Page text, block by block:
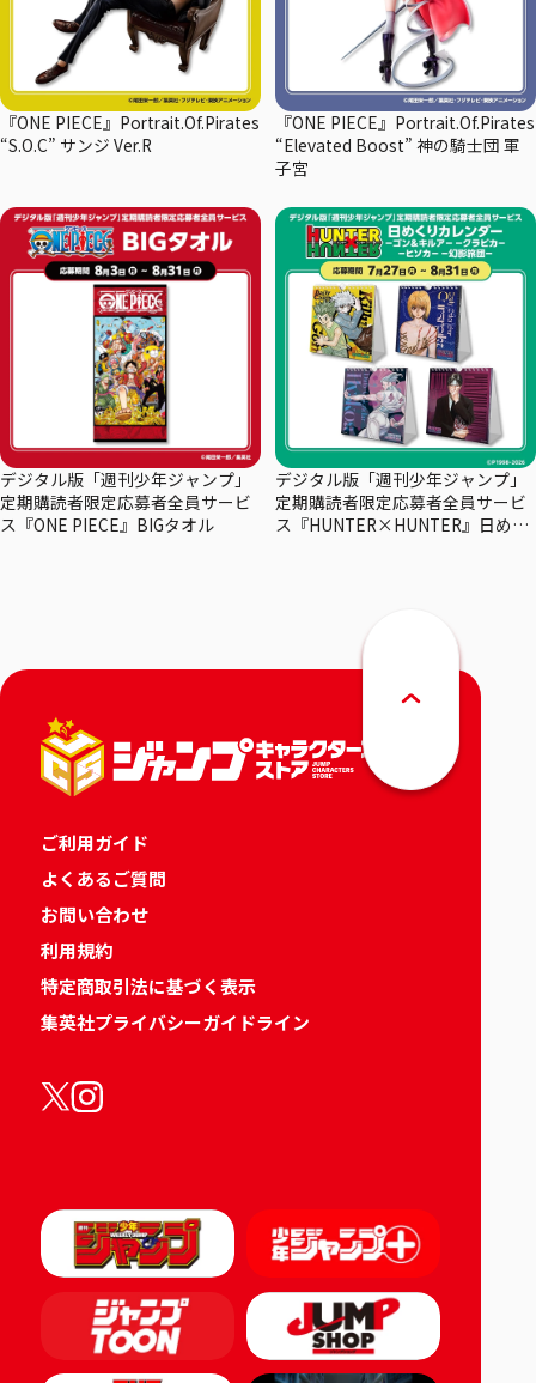
『ONE PIECE』Portrait.Of.Pirates
“S.O.C” サンジ Ver.R
『ONE PIECE』Portrait.Of.Pirates
“Elevated Boost” 神の騎士団 軍
子宮
デジタル版「週刊少年ジャンプ」
定期購読者限定応募者全員サービ
ス『ONE PIECE』BIGタオル
デジタル版「週刊少年ジャンプ」
定期購読者限定応募者全員サービ
ス『HUNTER×HUNTER』日めく
ご利用ガイド
よくあるご質問
お問い合わせ
利用規約
特定商取引法に基づく表示
集英社プライバシーガイドライン